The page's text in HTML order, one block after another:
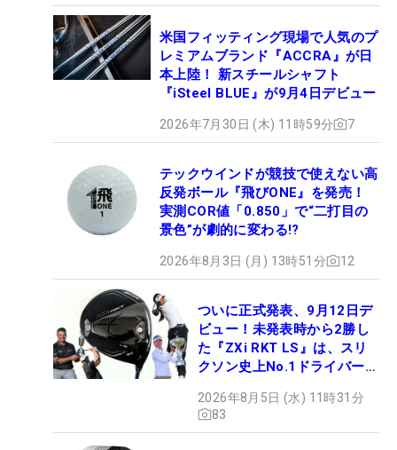
米国フィッティング現場で人気のプ
レミアムブランド『ACCRA』が日
本上陸！ 新スチールシャフト
『iSteel BLUE』が9月4日デビュー
2026年7月30日 (木) 11時59分 7
テックウインドが競技で使えない高
反発ボール『飛びONE』を発売！
実測COR値「0.850」で“二打目の
景色”が劇的に変わる!?
2026年8月3日 (月) 13時51分 12
ついに正式発表、9月12日デ
ビュー！未発表時から2勝し
た『ZXi RKT LS』は、スリ
クソン史上No.1ドライバー!?
2026年8月5日 (水) 11時31分
83